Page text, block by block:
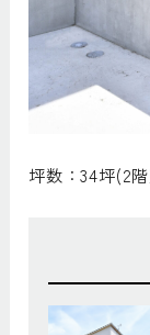
坪数：34坪(2